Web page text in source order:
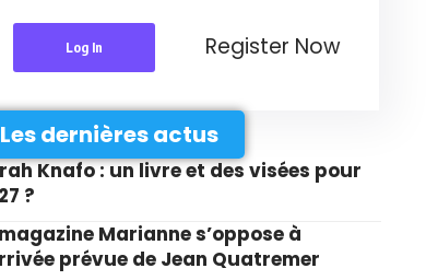
Log In Register Now
Les dernières actus
Knafo : un livre et des visées pour
?
Marianne s’oppose à
prévue de Jean Quatremer